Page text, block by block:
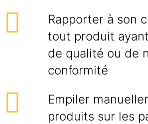
Rapporter à son
tout produit
de qualité ou de
conformité
Empiler
produits sur les